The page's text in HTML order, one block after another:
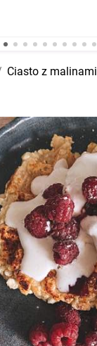
Ciasto z malinami